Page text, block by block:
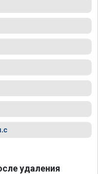
удаления